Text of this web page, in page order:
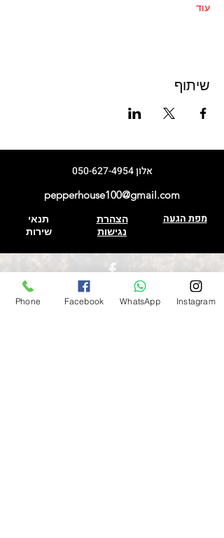
עוד
שיתוף
אלון050-627-4954
pepperhouse100@gmail.com
תנאי
שירות
הצהרת
נגישות
מפת הגעה
הבנרו כתום
הבנרו לבן
Phone Facebook WhatsApp Instagram